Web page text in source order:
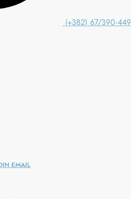
(+382) 67/390-449
EMAIL